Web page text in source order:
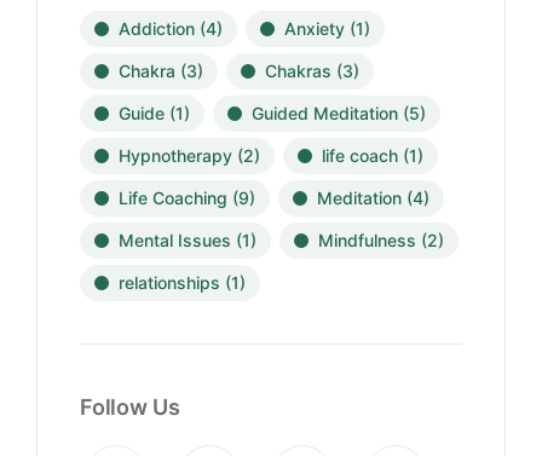
Addiction (4) Anxiety (1)
Chakra (3) Chakras (3)
Guide (1) Guided Meditation (5)
Hypnotherapy (2) life coach (1)
Life Coaching (9) Meditation (4)
Mental Issues (1) Mindfulness (2)
relationships (1)
Follow Us